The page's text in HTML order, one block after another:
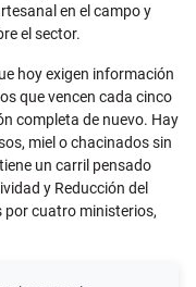
en el campo y
el sector.
hoy exigen información
que vencen cada cinco
completa de nuevo. Hay
miel o chacinados sin
un carril pensado
y Reducción del
por cuatro ministerios,